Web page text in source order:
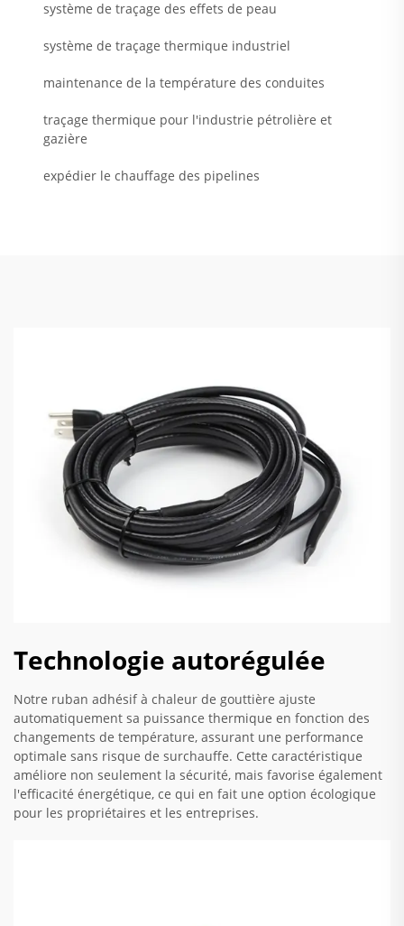
système de traçage des effets de peau
système de traçage thermique industriel
maintenance de la température des conduites
traçage thermique pour l'industrie pétrolière et
gazière
expédier le chauffage des pipelines
Technologie autorégulée
Notre ruban adhésif à chaleur de gouttière ajuste
automatiquement sa puissance thermique en fonction des
changements de température, assurant une performance
optimale sans risque de surchauffe. Cette caractéristique
améliore non seulement la sécurité, mais favorise également
l'efficacité énergétique, ce qui en fait une option écologique
pour les propriétaires et les entreprises.